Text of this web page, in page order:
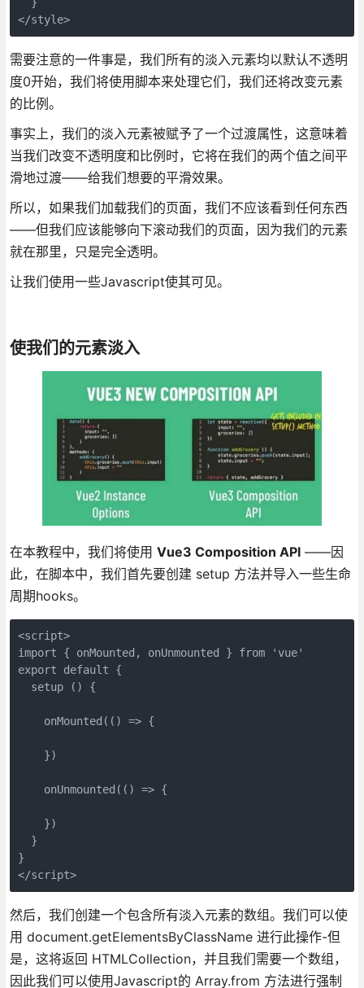
  }
</style>
需要注意的一件事是，我们所有的淡入元素均以默认不透明
度0开始，我们将使用脚本来处理它们，我们还将改变元素
的比例。
事实上，我们的淡入元素被赋予了一个过渡属性，这意味着
当我们改变不透明度和比例时，它将在我们的两个值之间平
滑地过渡——给我们想要的平滑效果。
所以，如果我们加载我们的页面，我们不应该看到任何东西
——但我们应该能够向下滚动我们的页面，因为我们的元素
就在那里，只是完全透明。
让我们使用一些Javascript使其可见。
使我们的元素淡入
在本教程中，我们将使用 Vue3 Composition API——因
此，在脚本中，我们首先要创建 setup 方法并导入一些生命
周期hooks。
<script>
import { onMounted, onUnmounted } from 'vue'
export default {
  setup () {
    onMounted(() => {
    })
    onUnmounted(() => {
    })
  }
}
</script>
然后，我们创建一个包含所有淡入元素的数组。我们可以使
用 document.getElementsByClassName 进行此操作-但
是，这将返回 HTMLCollection，并且我们需要一个数组，
因此我们可以使用Javascript的 Array.from 方法进行强制